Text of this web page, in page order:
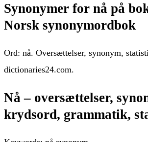
Synonymer for nå på
Norsk synonymordbok
Ord: nå. Oversættelser, synonym,
dictionaries24.com.
Nå – oversættelser,
krydsord, grammatik,